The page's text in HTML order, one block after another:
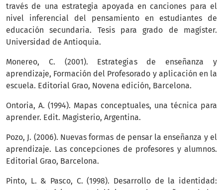
través de una estrategia apoyada en canciones para el
nivel inferencial del pensamiento en estudiantes de
educación secundaria. Tesis para grado de magíster.
Universidad de Antioquia.
Monereo, C. (2001). Estrategias de enseñanza y
aprendizaje, Formación del Profesorado y aplicación en la
escuela. Editorial Grao, Novena edición, Barcelona.
Ontoria, A. (1994). Mapas conceptuales, una técnica para
aprender. Edit. Magisterio, Argentina.
Pozo, J. (2006). Nuevas formas de pensar la enseñanza y el
aprendizaje. Las concepciones de profesores y alumnos.
Editorial Grao, Barcelona.
Pinto, L. & Pasco, C. (1998). Desarrollo de la identidad: